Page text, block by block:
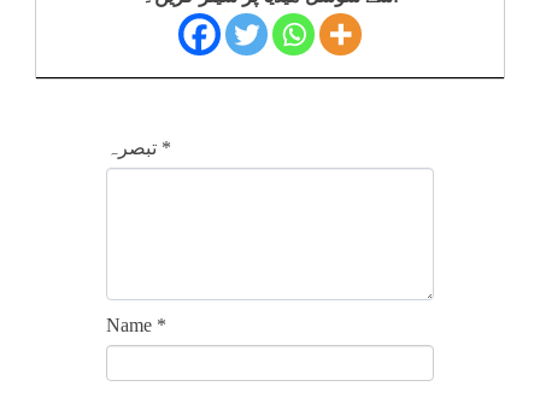
تبصرہ *
Name *